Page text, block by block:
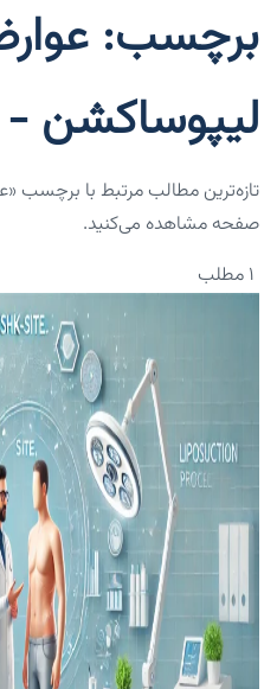
برچسب:
لیپوساکشن -
تازه‌ترین مطالب مرتبط با برچسب
صفحه مشاهده می‌کنید.
۱ مطلب